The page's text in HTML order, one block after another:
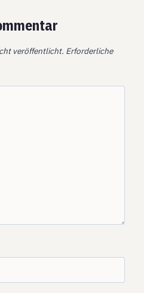
veröffentlicht. Erforderliche